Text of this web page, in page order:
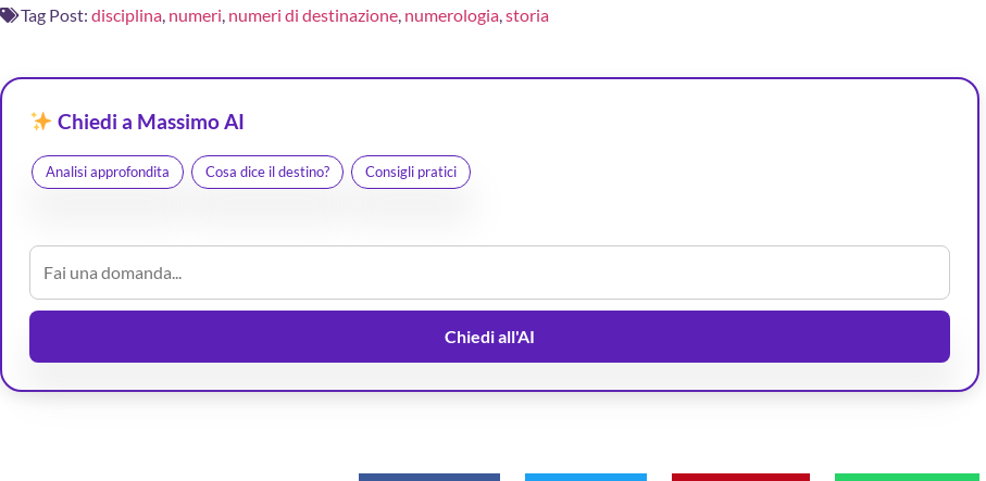
Tag Post: disciplina, numeri, numeri di destinazione, numerologia,storia
Chiedi a Massimo AI
Analisi approfondita Cosa dice il destino? Consigli pratici
Chiedi all'AI